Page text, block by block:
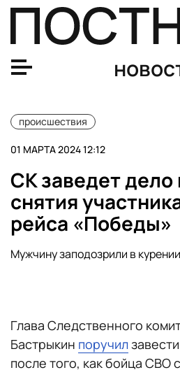
происшествия
01 МАРТА 2024 12:12
СК заведет дело
снятия
рейса «Победы»
Мужчину заподозрили в
Глава Следственного
Бастрыкин поручил
после того, как бойца СВО
В Ростове-на-Дону во дворе